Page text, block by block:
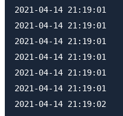
2021-04-14 21:19:01
2021-04-14 21:19:01
2021-04-14 21:19:01
2021-04-14 21:19:01
2021-04-14 21:19:01
2021-04-14 21:19:01
2021-04-14 21:19:02